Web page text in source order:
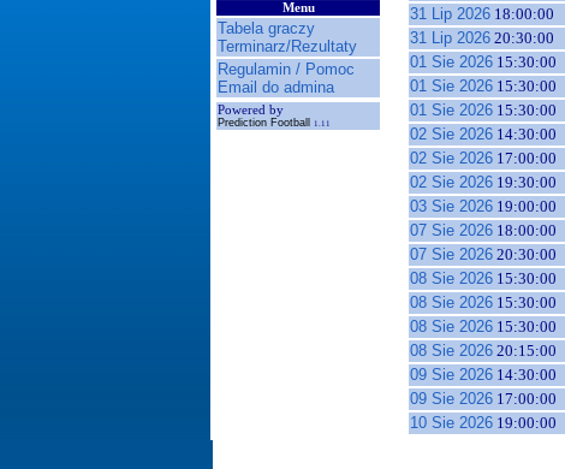
Menu
Tabela graczy
Terminarz/Rezultaty
Regulamin / Pomoc
Email do admina
Powered by
Prediction Football 1.11
31 Lip 2026 18:00:00
31 Lip 2026 20:30:00
01 Sie 2026 15:30:00
01 Sie 2026 15:30:00
01 Sie 2026 15:30:00
02 Sie 2026 14:30:00
02 Sie 2026 17:00:00
02 Sie 2026 19:30:00
03 Sie 2026 19:00:00
07 Sie 2026 18:00:00
07 Sie 2026 20:30:00
08 Sie 2026 15:30:00
08 Sie 2026 15:30:00
08 Sie 2026 15:30:00
08 Sie 2026 20:15:00
09 Sie 2026 14:30:00
09 Sie 2026 17:00:00
10 Sie 2026 19:00:00